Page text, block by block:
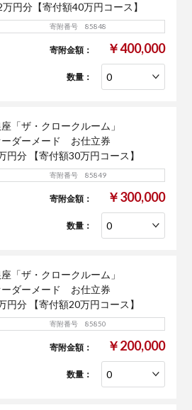
万円分【寄付額40万円コース】
寄附番号 85848
寄附金額： ￥400,000
数量：
「ザ・クロークルーム」
ーダーメード お仕立券
円分 【寄付額30万円コース】
寄附番号 85849
寄附金額： ￥300,000
数量：
「ザ・クロークルーム」
ーダーメード お仕立券
円分 【寄付額20万円コース】
寄附番号 85850
寄附金額： ￥200,000
数量：